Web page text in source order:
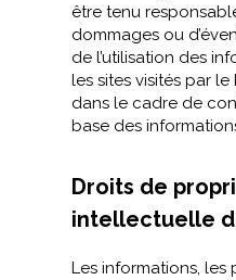
être tenu
dommages ou
de l’utilisation des
les sites visités par
dans le cadre de
base des
Droits de
intellectuelle
Les informations, les